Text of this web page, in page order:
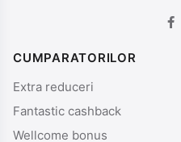
CUMPARATORILOR
Extra reduceri
Fantastic cashback
Wellcome bonus